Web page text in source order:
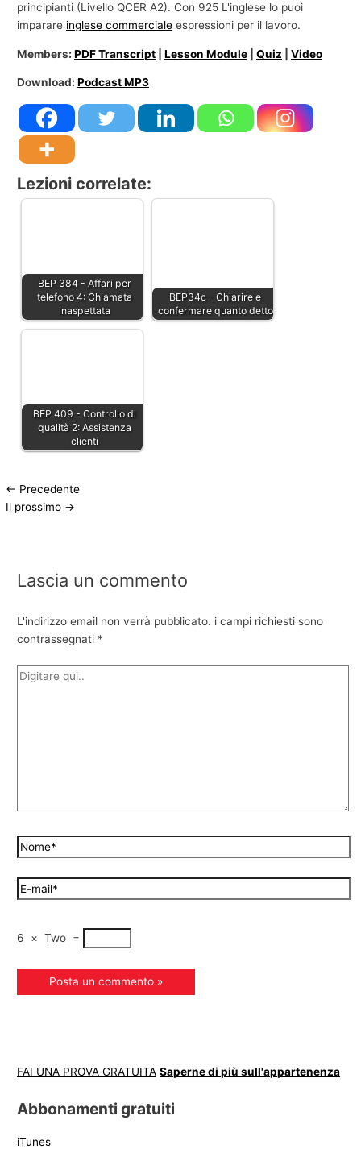
principianti (Livello QCER A2). Con 925 L'inglese lo puoi
imparare inglese commerciale espressioni per il lavoro.
Members:PDF Transcript |Lesson Module |Quiz |Video
Download:Podcast MP3
Lezioni correlate:
BEP 384 - Affari per
telefono 4: Chiamata
inaspettata
BEP34c - Chiarire e
confermare quanto detto
BEP 409 - Controllo di
qualità 2: Assistenza
clienti
← Precedente
Il prossimo →
Lascia un commento
L'indirizzo email non verrà pubblicato. i campi richiesti sono
contrassegnati *
6 × Two =
FAI UNA PROVA GRATUITA Saperne di più sull'appartenenza
Abbonamenti gratuiti
iTunes